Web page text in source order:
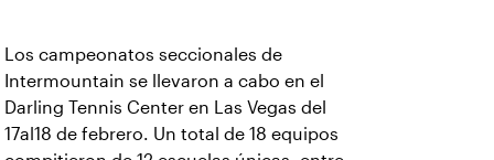
Los campeonatos seccionales de
Intermountain se llevaron a cabo en el
Darling Tennis Center en Las Vegas del
17al18 de febrero. Un total de 18 equipos